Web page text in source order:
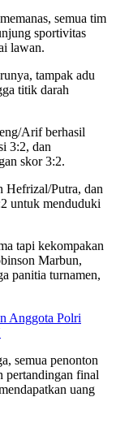
semua tim
sportivitas
lawan.
tampak adu
titik darah
Arif berhasil
3:2, dan
skor 3:2.
Hefrizal/Putra, dan
untuk menduduki
tapi kekompakan
Marbun,
panitia turnamen,
Anggota Polri
semua penonton
pertandingan final
uang